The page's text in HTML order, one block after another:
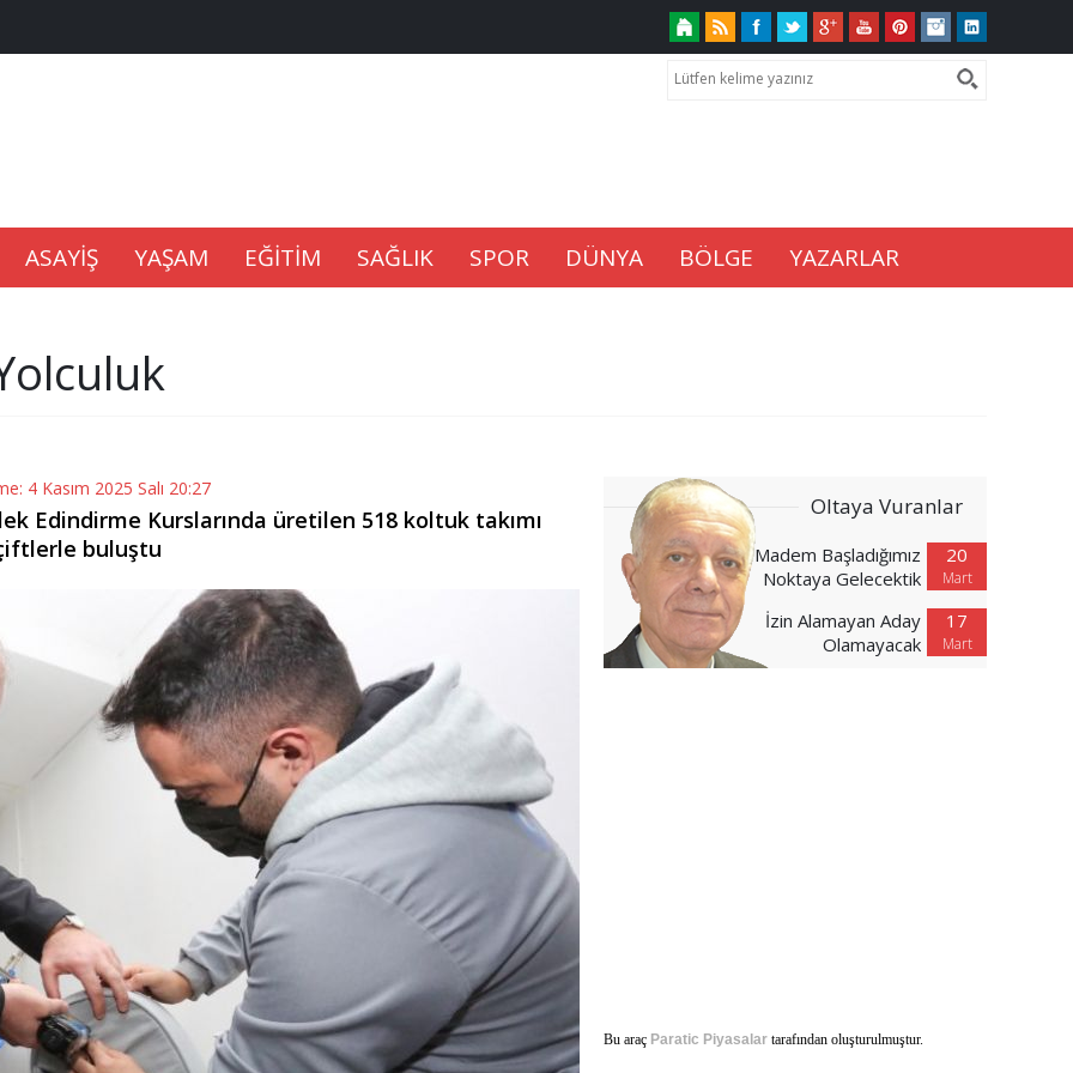
Geliyor
ASAYİŞ YAŞAM EĞİTİM SAĞLIK SPOR DÜNYA BÖLGE YAZARLAR
4 Kasım 2025 Salı 20:27
Edindirme Kurslarında üretilen 518 koltuk takımı
buluştu
Oltaya Vuranlar
20
Mart
Madem Başladığımız
Noktaya Gelecektik
17
Mart
İzin Alamayan Aday
Olamayacak
Bu araç Paratic Piyasalar tarafından oluşturulmuştur.